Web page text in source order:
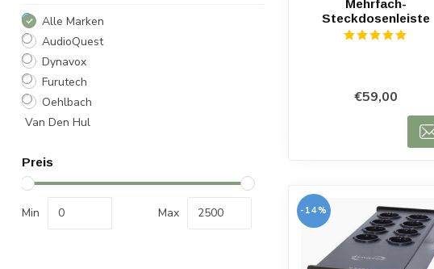
Alle Marken
AudioQuest
Dynavox
Furutech
Oehlbach
Van Den Hul
Preis
Min Max
Mehrfach-
Steckdosenleiste
€59,00
-14%